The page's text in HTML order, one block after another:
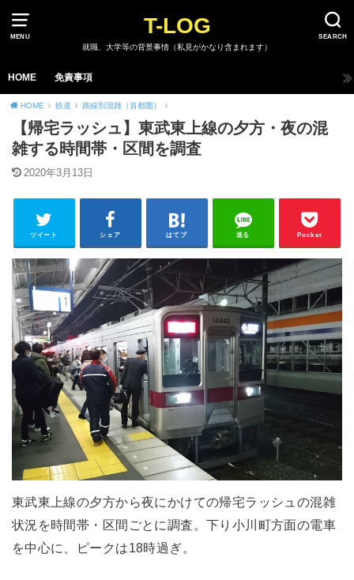
MENU SEARCH
T-LOG
就職、大学等の背景事情（私見がかなり含まれます）
HOME 免責事項
HOME 鉄道 路線別混雑（首都圏）
【帰宅ラッシュ】東武東上線の夕方・夜の混
雑する時間帯・区間を調査
2020年3月13日
ツイート シェア はてブ 送る Pocket
東武東上線の夕方から夜にかけての帰宅ラッシュの混雑
状況を時間帯・区間ごとに調査。下り小川町方面の電車
を中心に、ピークは18時過ぎ。